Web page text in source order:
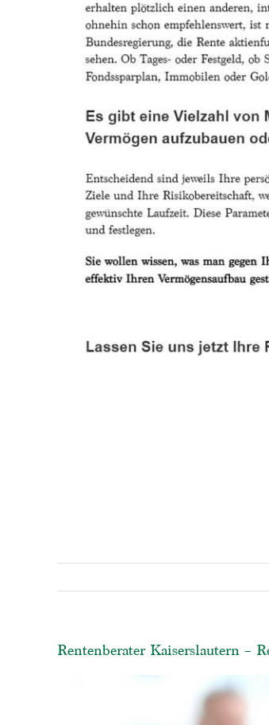
Rentenberater Kaiserslautern –